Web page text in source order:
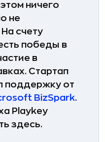
ничего
не
счету
победы в
в
Стартап
поддержку от
BizSpark.
Playkey
здесь.